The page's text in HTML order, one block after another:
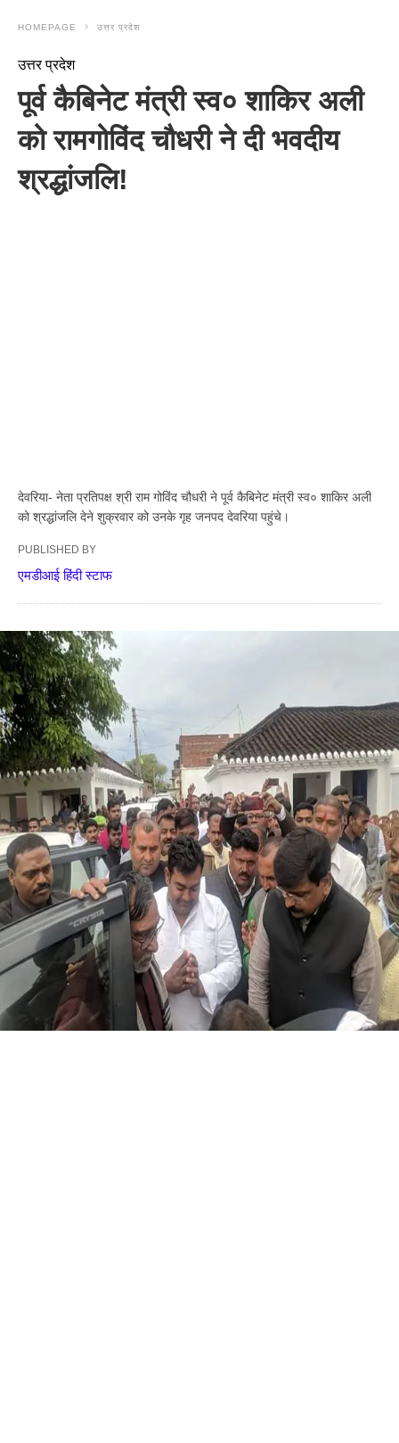
HOMEPAGE उत्तर प्रदेश
उत्तर प्रदेश
पूर्व कैबिनेट मंत्री स्व० शाकिर अली
को रामगोविंद चौधरी ने दी भवदीय
श्रद्धांजलि!
देवरिया- नेता प्रतिपक्ष श्री राम गोविंद चौधरी ने पूर्व कैबिनेट मंत्री स्व० शाकिर अली
को श्रद्धांजलि देने शुक्रवार को उनके गृह जनपद देवरिया पहुंचे।
PUBLISHED BY
एमडीआई हिंदी स्टाफ